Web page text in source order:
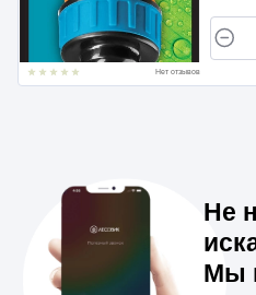
Нет отзывов
Не
Мы